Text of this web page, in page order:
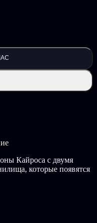
Кайроса с двумя
которые появятся
Super Deluxe Edition.
миссии,
и зловещими недругами!
в себя весь контент